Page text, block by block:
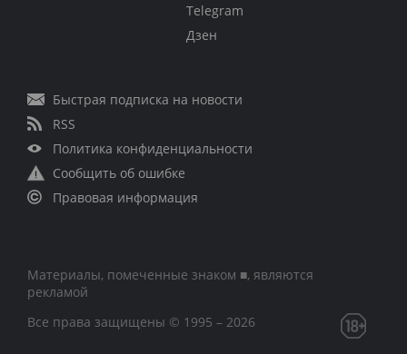
Telegram
Дзен
Быстрая подписка на новости
RSS
Политика конфиденциальности
Сообщить об ошибке
Правовая информация
Материалы, помеченные знаком ■, являются
рекламой
Все права защищены © 1995 – 2026